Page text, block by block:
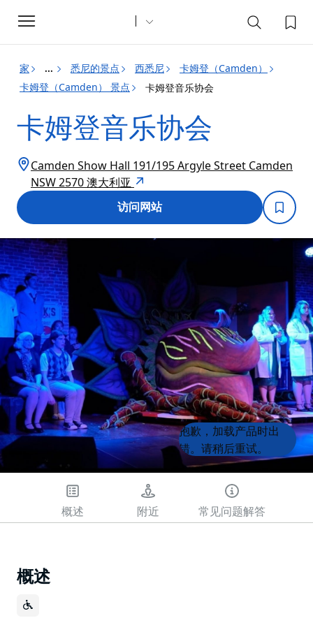
Toggle
navigation
家 ... 悉尼的景点 西悉尼
卡姆登（Camden）
卡姆登（Camden） 景点
卡姆登音乐协会
卡姆登音乐协会
Camden Show Hall 191/195 Argyle Street Camden
NSW 2570 澳大利亚
访问网站
Product
List
Product
List
抱歉，加载产品时出
错。请稍后重试。
概述 附近 常见问题解答
概述